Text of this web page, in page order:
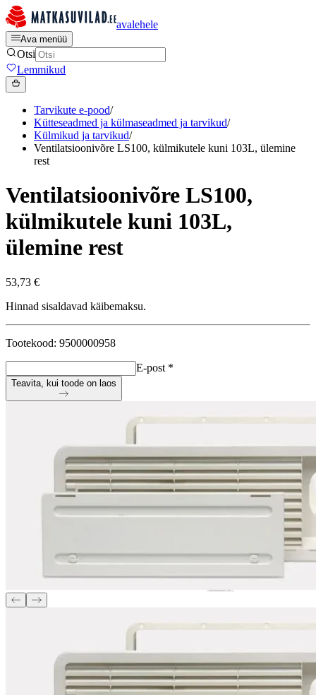
avalehele
Ava menüü
Otsi
Lemmikud
Tarvikute e-pood/
Kütteseadmed ja külmaseadmed ja tarvikud/
Külmikud ja tarvikud/
Ventilatsioonivõre LS100, külmikutele kuni 103L, ülemine
rest
Ventilatsioonivõre LS100,
külmikutele kuni 103L,
ülemine rest
53,73 €
Hinnad sisaldavad käibemaksu.
Tootekood: 9500000958
E-post *
Teavita, kui toode on laos